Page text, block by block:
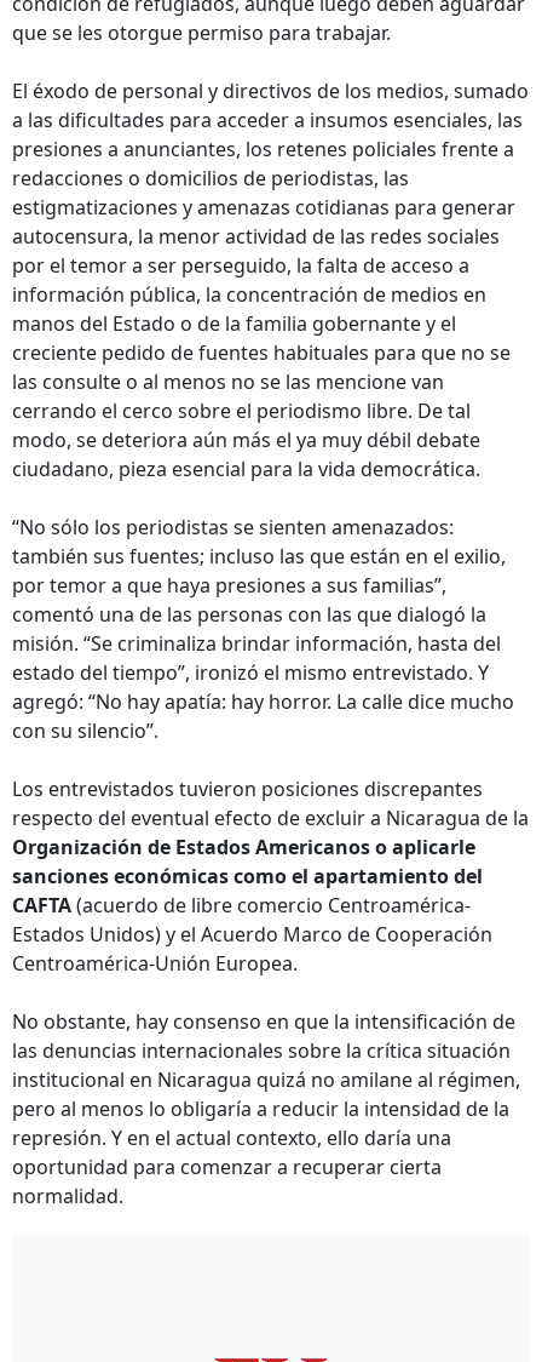
que se les otorgue permiso para trabajar.
El éxodo de personal y directivos de los medios, sumado
a las dificultades para acceder a insumos esenciales, las
presiones a anunciantes, los retenes policiales frente a
redacciones o domicilios de periodistas, las
estigmatizaciones y amenazas cotidianas para generar
autocensura, la menor actividad de las redes sociales
por el temor a ser perseguido, la falta de acceso a
información pública, la concentración de medios en
manos del Estado o de la familia gobernante y el
creciente pedido de fuentes habituales para que no se
las consulte o al menos no se las mencione van
cerrando el cerco sobre el periodismo libre. De tal
modo, se deteriora aún más el ya muy débil debate
ciudadano, pieza esencial para la vida democrática.
“No sólo los periodistas se sienten amenazados:
también sus fuentes; incluso las que están en el exilio,
por temor a que haya presiones a sus familias”,
comentó una de las personas con las que dialogó la
misión. “Se criminaliza brindar información, hasta del
estado del tiempo”, ironizó el mismo entrevistado. Y
agregó: “No hay apatía: hay horror. La calle dice mucho
con su silencio”.
Los entrevistados tuvieron posiciones discrepantes
respecto del eventual efecto de excluir a Nicaragua de la
Organización de Estados Americanos o aplicarle
sanciones económicas como el apartamiento del
CAFTA(acuerdo de libre comercio Centroamérica-
Estados Unidos) y el Acuerdo Marco de Cooperación
Centroamérica-Unión Europea.
No obstante, hay consenso en que la intensificación de
las denuncias internacionales sobre la crítica situación
institucional en Nicaragua quizá no amilane al régimen,
pero al menos lo obligaría a reducir la intensidad de la
represión. Y en el actual contexto, ello daría una
oportunidad para comenzar a recuperar cierta
normalidad.